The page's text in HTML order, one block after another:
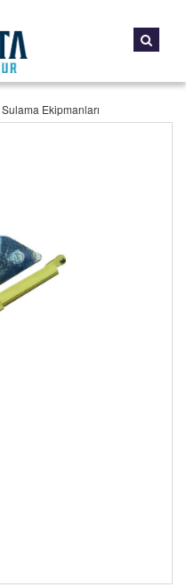
Sulama Ekipmanları